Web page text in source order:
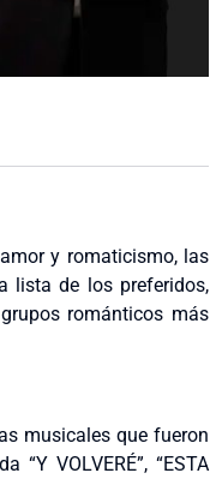
y romaticismo, las
lista de los preferidos,
románticos más
musicales que fueron
VOLVERÉ”, “ESTA